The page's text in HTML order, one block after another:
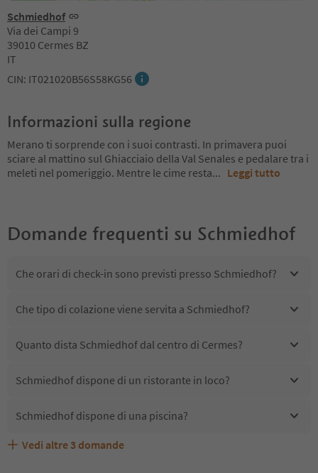
Schmiedhof
Via dei Campi 9
39010 Cermes BZ
IT
CIN: IT021020B56S58KG56
Informazioni sulla regione
Merano ti sorprende con i suoi contrasti. In primavera puoi
sciare al mattino sul Ghiacciaio della Val Senales e pedalare tra i
meleti nel pomeriggio. Mentre le cime resta... Leggi tutto
Domande frequenti su Schmiedhof
Che orari di check-in sono previsti presso Schmiedhof?
Che tipo di colazione viene servita a Schmiedhof?
Quanto dista Schmiedhof dal centro di Cermes?
Schmiedhof dispone di un ristorante in loco?
Schmiedhof dispone di una piscina?
Schmiedhof accetta animali domestici?
Quali servizi/attività sono disponibili presso
Gli ospiti di Schmiedhof ricevono l'Alto Adige Guest
Vedi altre 3 domande